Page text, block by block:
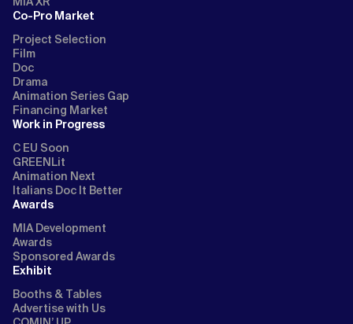
Co-Pro Market
Project Selection
Film
Doc
Drama
Animation Series Gap
Financing Market
Work in Progress
C EU Soon
GREENLit
Animation Next
Italians Doc It Better
Awards
MIA Development
Awards
Sponsored Awards
Exhibit
Booths & Tables
Advertise with Us